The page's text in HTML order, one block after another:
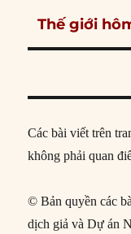
Next
post:
Thế giới
Các bài viết trên
không phải quan
© Bản quyền các
dịch giả và Dự án